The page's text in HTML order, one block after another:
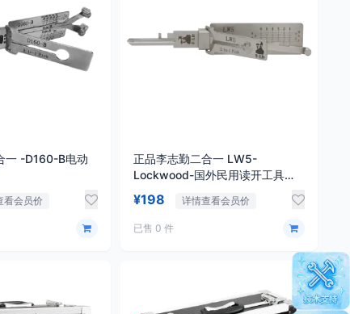
一 -D160-B电动
看会员价
正品李志勤二合一 LW5-
Lockwood-国外民用读开工具
¥198 详情查看会员价
已售 0 件